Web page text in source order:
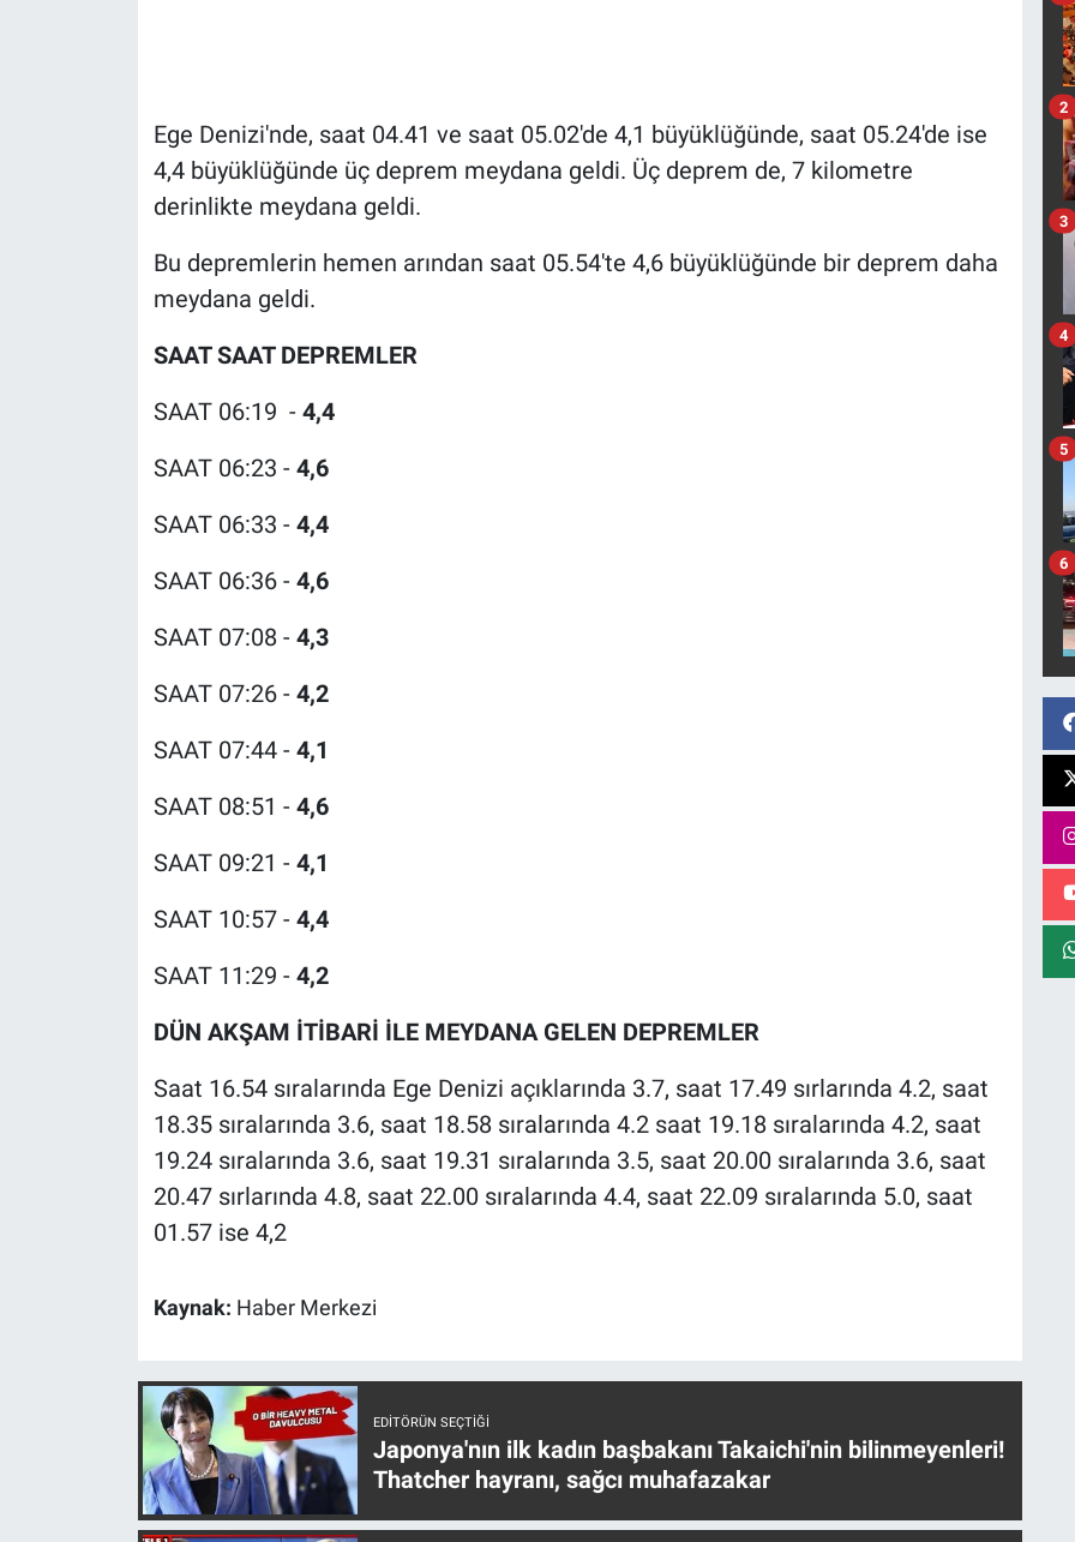
Ege Denizi'nde, saat 04.41 ve saat 05.02'de 4,1 büyüklüğünde, saat 05.24'de ise
4,4 büyüklüğünde üç deprem meydana geldi. Üç deprem de, 7 kilometre
derinlikte meydana geldi.
Bu depremlerin hemen arından saat 05.54'te 4,6 büyüklüğünde bir deprem daha
meydana geldi.
SAAT SAAT DEPREMLER
SAAT 06:19 - 4,4
SAAT 06:23 - 4,6
SAAT 06:33 - 4,4
SAAT 06:36 - 4,6
SAAT 07:08 - 4,3
SAAT 07:26 - 4,2
SAAT 07:44 - 4,1
SAAT 08:51 - 4,6
SAAT 09:21 - 4,1
SAAT 10:57 - 4,4
SAAT 11:29 - 4,2
DÜN AKŞAM İTİBARİ İLE MEYDANA GELEN DEPREMLER
Saat 16.54 sıralarında Ege Denizi açıklarında 3.7, saat 17.49 sırlarında 4.2, saat
18.35 sıralarında 3.6, saat 18.58 sıralarında 4.2 saat 19.18 sıralarında 4.2, saat
19.24 sıralarında 3.6, saat 19.31 sıralarında 3.5, saat 20.00 sıralarında 3.6, saat
20.47 sırlarında 4.8, saat 22.00 sıralarında 4.4, saat 22.09 sıralarında 5.0, saat
01.57 ise 4,2
Kaynak: Haber Merkezi
EDITÖRÜN SEÇTIĞI
Japonya'nın ilk kadın başbakanı Takaichi'nin bilinmeyenleri!
Thatcher hayranı, sağcı muhafazakar
2
3
4
5
6
Koronavirüs
Kültür Sanat
Ne demişti
Teknoloji
Türkiye'nin Geleceği
Türkiye'nin Gündemi
Yerel Gündem
Yerel Yaşam
Canlı Yayın